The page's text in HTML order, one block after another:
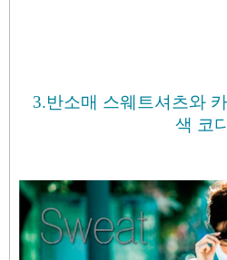
3.반소매 스웨트셔츠와
색 코